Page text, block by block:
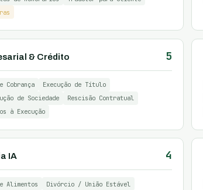
& Crédito 5
Cobrança
Execução de Título
de Sociedade
Rescisão Contratual
à Execução
IA 4
Alimentos
Divórcio / União Estável